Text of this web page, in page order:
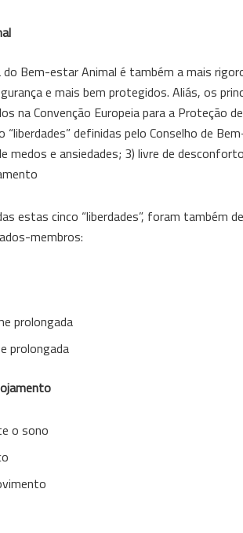
do Bem-estar Animal é também a mais
e mais bem protegidos. Aliás, os
na Convenção Europeia para a Proteção
definidas pelo Conselho de
medos e ansiedades; 3) livre de
estas cinco “liberdades”, foram também
membros:
prolongada
prolongada
o sono